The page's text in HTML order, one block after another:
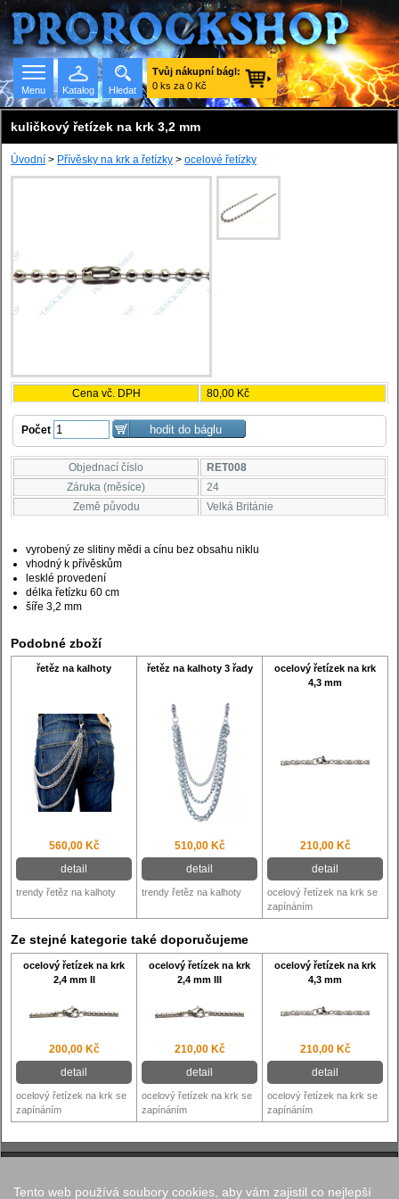
Hledat
Menu
Tvůj nákupní bágl:
0 ks za 0 Kč
kuličkový řetízek na krk 3,2 mm
Úvodní > Přívěsky na krk a řetízky > ocelové řetízky
Cena vč. DPH 80,00 Kč
Počet
Objednací číslo
RET008
Záruka (měsíce)
24
Země původu
Velká Británie
vyrobený ze slitiny mědi a cínu bez obsahu niklu
vhodný k přívěskům
lesklé provedení
délka řetízku 60 cm
šíře 3,2 mm
Podobné zboží
řetěz na kalhoty řetěz na kalhoty 3 řady
ocelový řetízek na krk
4,3 mm
560,00 Kč
detail
510,00 Kč
detail
210,00 Kč
detail
trendy řetěz na kalhoty trendy řetěz na kalhoty
ocelový řetízek na krk se
zapínáním
Ze stejné kategorie také doporučujeme
ocelový řetízek na krk
2,4 mm II
ocelový řetízek na krk
2,4 mm III
ocelový řetízek na krk
4,3 mm
200,00 Kč
detail
210,00 Kč
detail
210,00 Kč
detail
ocelový řetízek na krk se
zapínáním
ocelový řetízek na krk se
zapínáním
ocelový řetízek na krk se
zapínáním
Katalog
Tento web používá soubory cookies, aby vám zajistil co nejlepší